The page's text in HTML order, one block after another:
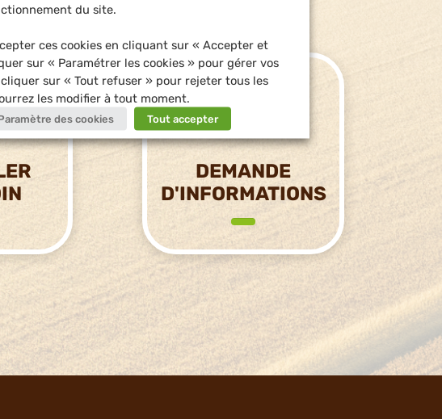
DEMANDE
D'INFORMATIONS
du site.
ces cookies en cliquant sur « Accepter et
sur « Paramétrer les cookies » pour gérer vos
sur « Tout refuser » pour rejeter tous les
les modifier à tout moment.
des cookies Tout accepter